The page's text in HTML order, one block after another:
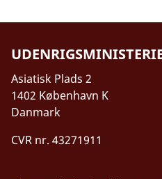
Asiatisk Plads 2
1402 København K
Danmark
CVR nr. 43271911